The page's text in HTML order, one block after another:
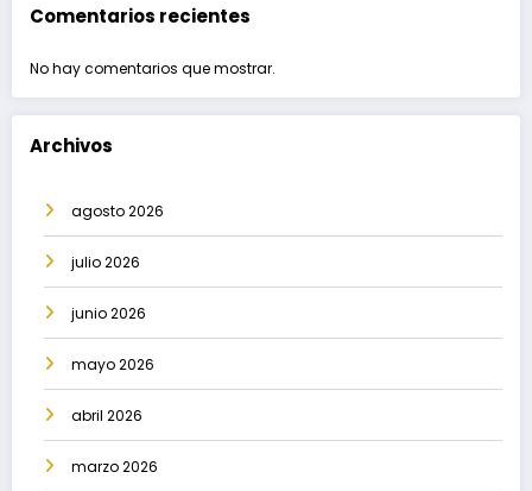
Comentarios recientes
No hay comentarios que mostrar.
Archivos
agosto 2026
julio 2026
junio 2026
mayo 2026
abril 2026
marzo 2026